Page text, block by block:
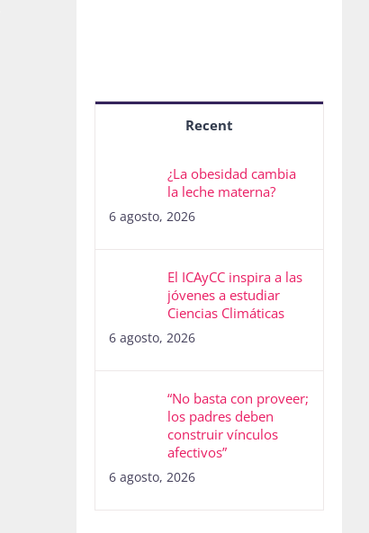
Recent
¿La obesidad cambia
la leche materna?
6 agosto, 2026
El ICAyCC inspira a las
jóvenes a estudiar
Ciencias Climáticas
6 agosto, 2026
“No basta con proveer;
los padres deben
construir vínculos
afectivos”
6 agosto, 2026